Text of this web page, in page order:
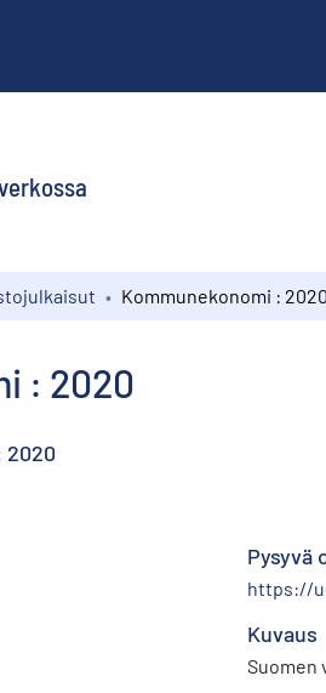
Kommunekonomi : 2020
: 2020
2020
Pysyvä
https://
Kuvaus
Suomen